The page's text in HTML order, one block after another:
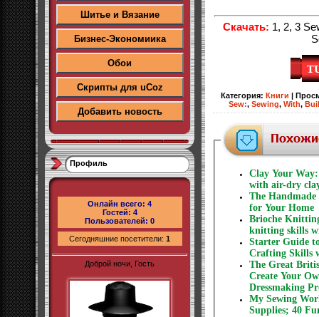
Шитье и Вязание
Бизнес-Экономиика
Обои
Скрипты для uCoz
Добавить новость
Профиль
Онлайн всего: 4
Гостей: 4
Пользователей: 0
Сегодняшние посетители: 1
Доброй ночи, Гость
Скачать: 1, 2, 3
Категория: Книги
Sew:, Sewing, With,
Clay Your
with air-dry
The
for Your Home
Brioche
knitting skills
Starter Guide
Crafting Skills
The Great
Create Your
Dressmaking
My Sewing
Supplies; 40